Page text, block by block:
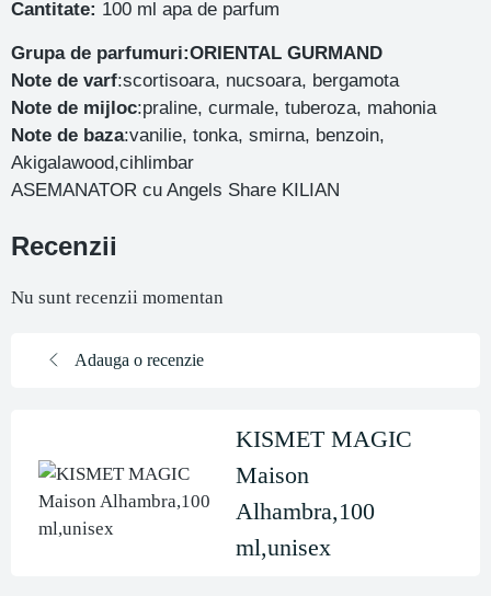
Cantitate: 100 ml apa de parfum
Grupa de parfumuri:ORIENTAL GURMAND
Note de varf:scortisoara, nucsoara, bergamota
Note de mijloc:praline, curmale, tuberoza, mahonia
Note de baza:vanilie, tonka, smirna, benzoin,
Akigalawood,cihlimbar
ASEMANATOR cu Angels Share KILIAN
Recenzii
Nu sunt recenzii momentan
Adauga o recenzie
KISMET MAGIC
Maison
Alhambra,100
ml,unisex